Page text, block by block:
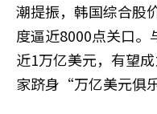
潮提振，韩国综合股
度逼近8000点关口。
近1万亿美元，有望
家跻身“万亿美元俱